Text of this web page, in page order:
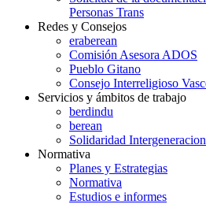
Personas Trans
Redes y Consejos
eraberean
Comisión Asesora ADOS
Pueblo Gitano
Consejo Interreligioso
Servicios y ámbitos de trabajo
berdindu
berean
Solidaridad
Normativa
Planes y Estrategias
Normativa
Estudios e informes